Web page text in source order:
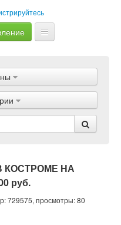
НА
руб.
729575, просмотры: 80